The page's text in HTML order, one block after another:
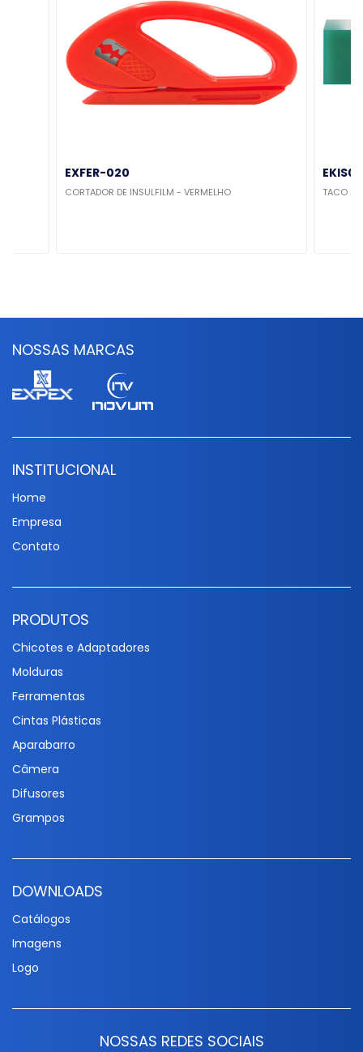
EXFER-020
CORTADOR DE INSULFILM - VERMELHO TACO
NOSSAS MARCAS
INSTITUCIONAL
Home
Empresa
Contato
PRODUTOS
Chicotes e Adaptadores
Molduras
Ferramentas
Cintas Plásticas
Aparabarro
Câmera
Difusores
Grampos
DOWNLOADS
Catálogos
Imagens
Logo
NOSSAS REDES SOCIAIS